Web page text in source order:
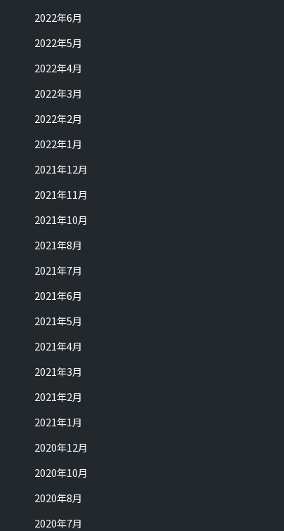
2022年6月
2022年5月
2022年4月
2022年3月
2022年2月
2022年1月
2021年12月
2021年11月
2021年10月
2021年8月
2021年7月
2021年6月
2021年5月
2021年4月
2021年3月
2021年2月
2021年1月
2020年12月
2020年10月
2020年8月
2020年7月